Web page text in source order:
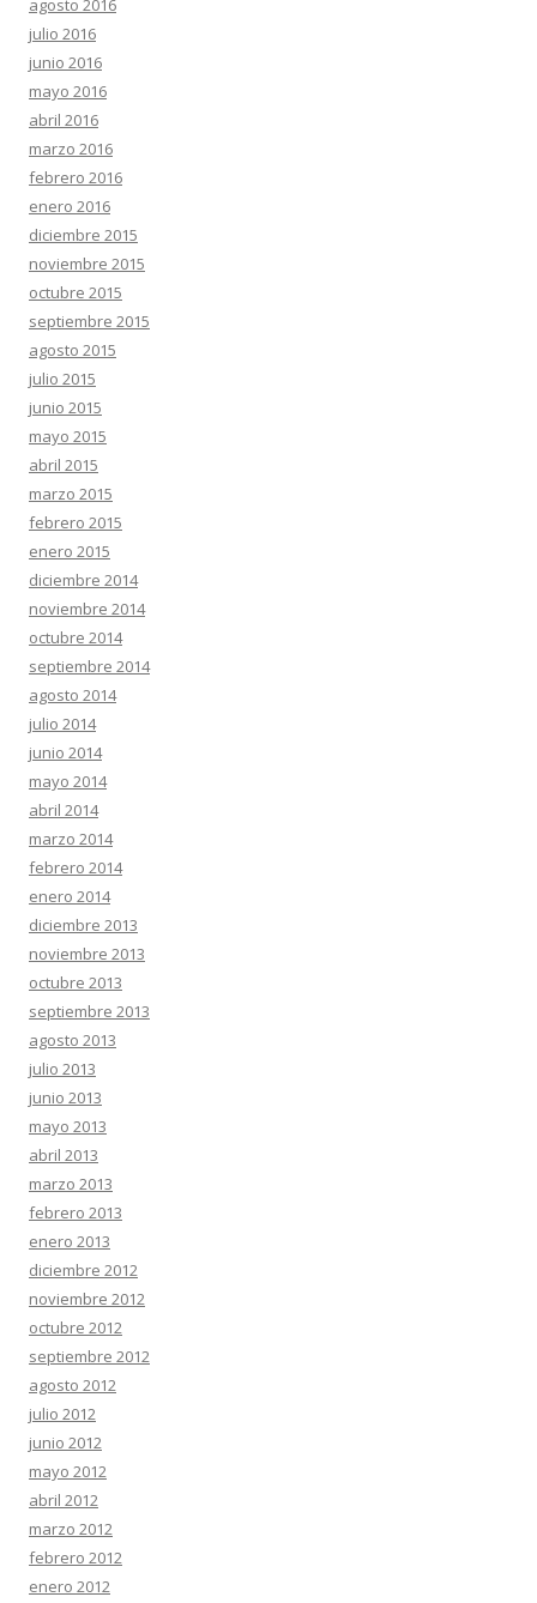
agosto 2016
julio 2016
junio 2016
mayo 2016
abril 2016
marzo 2016
febrero 2016
enero 2016
diciembre 2015
noviembre 2015
octubre 2015
septiembre 2015
agosto 2015
julio 2015
junio 2015
mayo 2015
abril 2015
marzo 2015
febrero 2015
enero 2015
diciembre 2014
noviembre 2014
octubre 2014
septiembre 2014
agosto 2014
julio 2014
junio 2014
mayo 2014
abril 2014
marzo 2014
febrero 2014
enero 2014
diciembre 2013
noviembre 2013
octubre 2013
septiembre 2013
agosto 2013
julio 2013
junio 2013
mayo 2013
abril 2013
marzo 2013
febrero 2013
enero 2013
diciembre 2012
noviembre 2012
octubre 2012
septiembre 2012
agosto 2012
julio 2012
junio 2012
mayo 2012
abril 2012
marzo 2012
febrero 2012
enero 2012